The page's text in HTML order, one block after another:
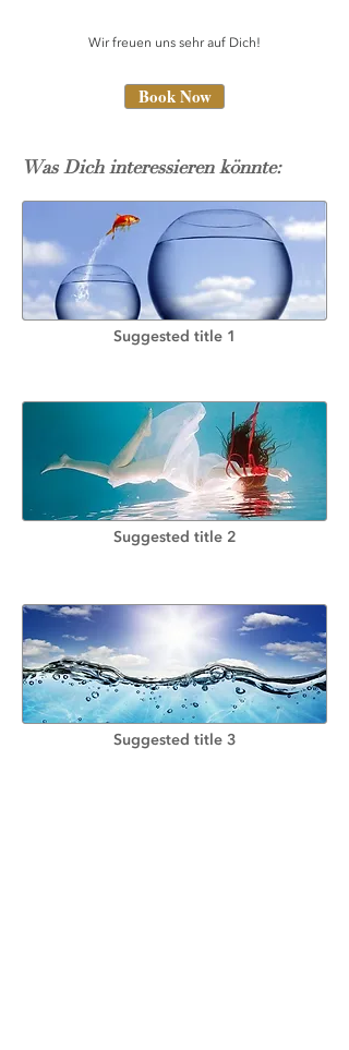
Wir freuen uns sehr auf Dich!
Book Now
Was Dich interessieren könnte:
Suggested title 1
Suggested title 2
Suggested title 3